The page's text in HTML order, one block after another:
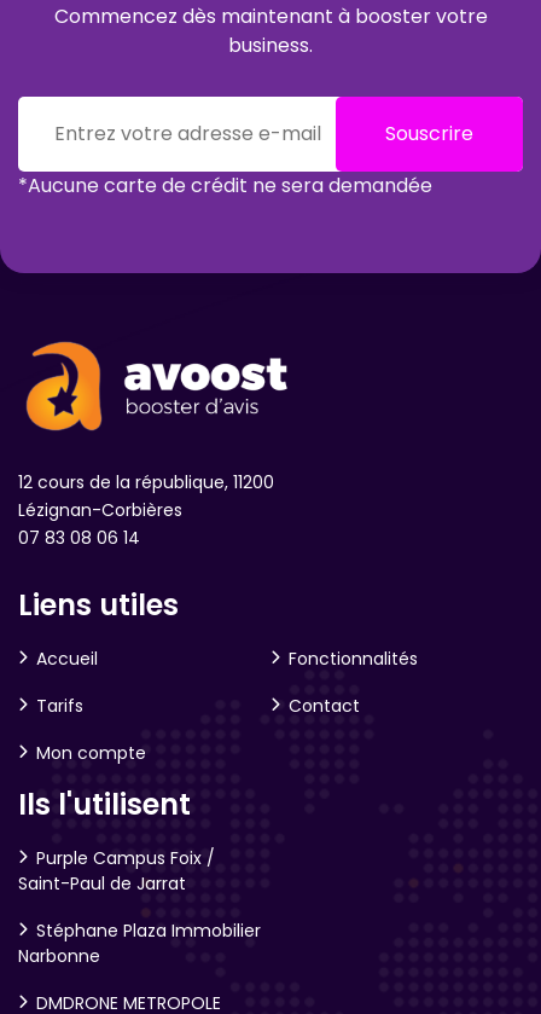
Commencez dès maintenant à booster votre
business.
Souscrire
*Aucune carte de crédit ne sera demandée
12 cours de la république, 11200
Lézignan-Corbières
07 83 08 06 14
Liens utiles
Accueil
Fonctionnalités
Tarifs
Contact
Mon compte
Ils l'utilisent
Purple Campus Foix /
Saint-Paul de Jarrat
Stéphane Plaza Immobilier
Narbonne
DMDRONE METROPOLE